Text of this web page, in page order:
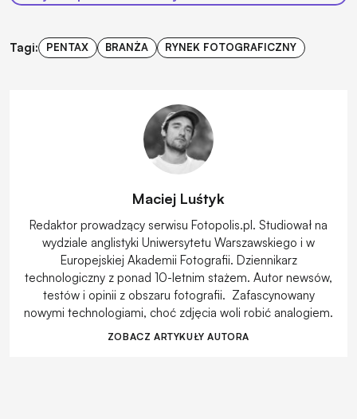
Tagi: PENTAX BRANŻA RYNEK FOTOGRAFICZNY
Maciej Luśtyk
Redaktor prowadzący serwisu Fotopolis.pl. Studiował na
wydziale anglistyki Uniwersytetu Warszawskiego i w
Europejskiej Akademii Fotografii. Dziennikarz
technologiczny z ponad 10-letnim stażem. Autor newsów,
testów i opinii z obszaru fotografii. Zafascynowany
nowymi technologiami, choć zdjęcia woli robić analogiem.
ZOBACZ ARTYKUŁY AUTORA